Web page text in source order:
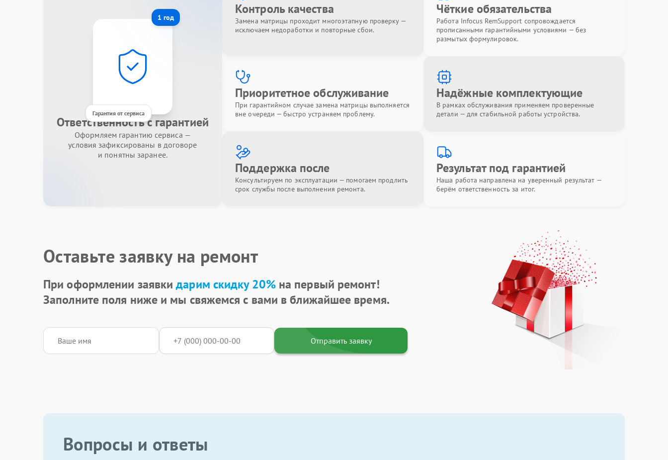
1 год
Гарантия от сервиса
Ответственность с гарантией
Оформляем гарантию сервиса —
условия зафиксированы в договоре
и понятны заранее.
Контроль качества
Замена матрицы проходит многоэтапную проверку —
исключаем недоработки и повторные сбои.
Чёткие обязательства
Работа Infocus RemSupport сопровождается
прописанными гарантийными условиями — без
размытых формулировок.
Приоритетное обслуживание
При гарантийном случае замена матрицы выполняется
вне очереди — быстро устраняем проблему.
Надёжные комплектующие
В рамках обслуживания применяем проверенные
детали — для стабильной работы устройства.
Поддержка после
Консультируем по эксплуатации — помогаем продлить
срок службы после выполнения ремонта.
Результат под гарантией
Наша работа направлена на уверенный результат —
берём ответственность за итог.
Оставьте заявку на ремонт
При оформлении заявкидарим скидку 20%на первый ремонт!
Заполните поля ниже и мы свяжемся с вами в ближайшее время.
Отправить заявку
Вопросы и ответы